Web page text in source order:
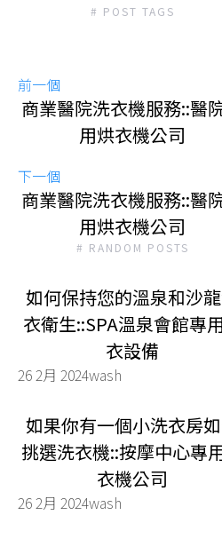
# POST TAGS
前一個
商業醫院洗衣機服務::醫
用烘衣機公司
下一個
商業醫院洗衣機服務::醫
用烘衣機公司
# RANDOM POSTS
如何保持您的溫泉和沙
衣衛生::SPA溫泉會館專
衣設備
26 2月 2024wash
如果你有一個小洗衣房
挑選洗衣機::按摩中心專
衣機公司
26 2月 2024wash